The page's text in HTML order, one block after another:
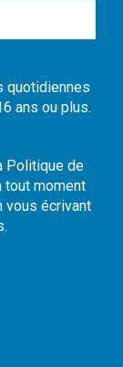
quotidiennes
ans ou plus.
Politique de
tout moment
vous écrivant